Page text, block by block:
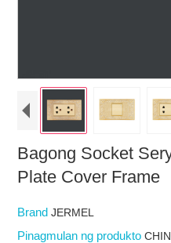
Bagong Socket
Plate Cover Frame
BrandJERMEL
Pinagmulan ng produkto